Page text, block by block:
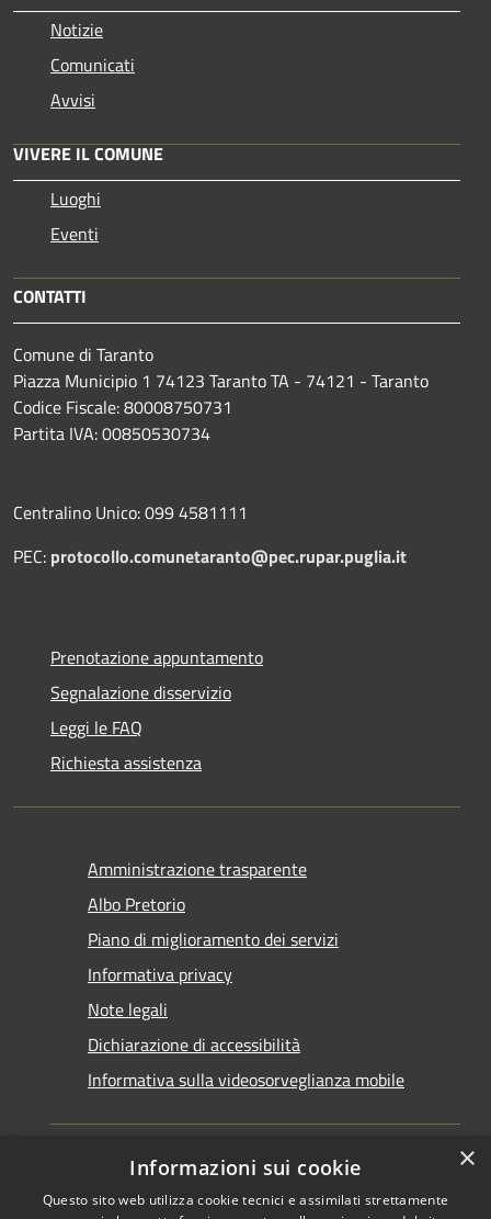
Notizie
Comunicati
Avvisi
VIVERE IL COMUNE
Luoghi
Eventi
CONTATTI
Comune di Taranto
Piazza Municipio 1 74123 Taranto TA - 74121 - Taranto
Codice Fiscale: 80008750731
Partita IVA: 00850530734
Centralino Unico: 099 4581111
PEC: protocollo.comunetaranto@pec.rupar.puglia.it
Prenotazione appuntamento
Segnalazione disservizio
Leggi le FAQ
Richiesta assistenza
Amministrazione trasparente
Albo Pretorio
Piano di miglioramento dei servizi
Informativa privacy
Note legali
Dichiarazione di accessibilità
Informativa sulla videosorveglianza mobile
×
Informazioni sui cookie
Questo sito web utilizza cookie tecnici e assimilati strettamente